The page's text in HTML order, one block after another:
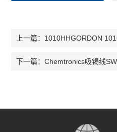
上一篇： 1010HHGORDON
下一篇：Chemtronics吸锡线